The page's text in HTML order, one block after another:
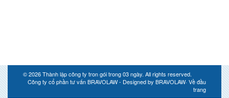
© 2026Thành lập công ty tron gói trong 03 ngày. All rights reserved.
Công ty cổ phần tư vấn BRAVOLAW - Designed by BRAVOLAW· Về đầu
trang